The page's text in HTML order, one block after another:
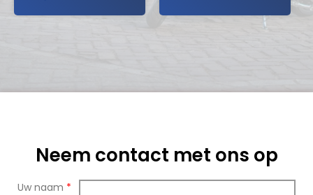
Neem contact met ons op
Uw naam *